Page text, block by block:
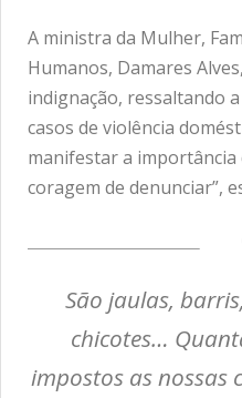
A ministra da Mulher,
Humanos, Damares
indignação, ressaltando
casos de violência
manifestar a importância
coragem de denunciar”,
São jaulas,
chicotes…
impostos as nossas